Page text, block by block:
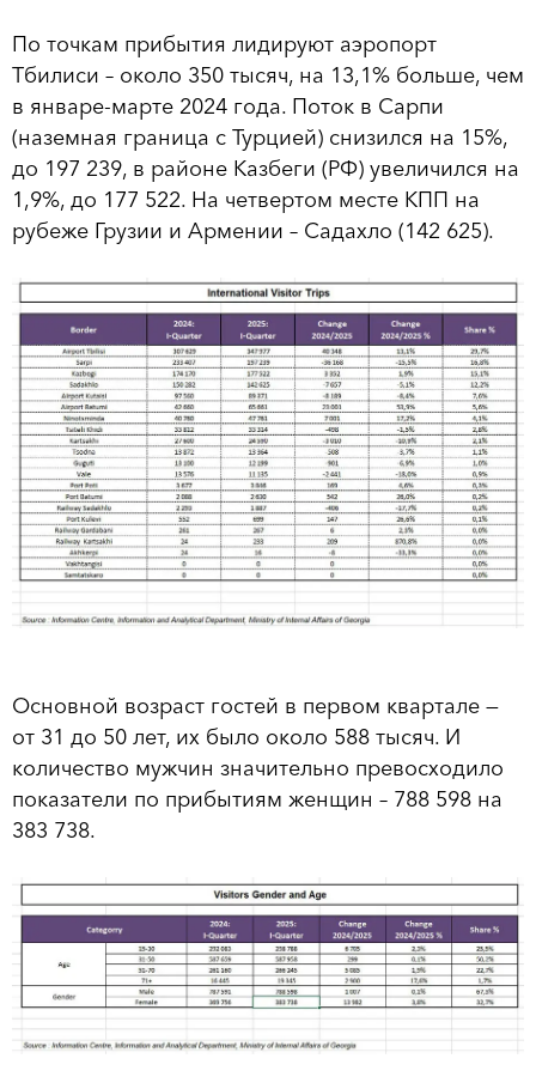
По точкам прибытия лидируют аэропорт
Тбилиси – около 350 тысяч, на 13,1% больше, чем
в январе-марте 2024 года. Поток в Сарпи
(наземная граница с Турцией) снизился на 15%,
до 197 239, в районе Казбеги (РФ) увеличился на
1,9%, до 177 522. На четвертом месте КПП на
рубеже Грузии и Армении – Садахло (142 625).
Основной возраст гостей в первом квартале —
от 31 до 50 лет, их было около 588 тысяч. И
количество мужчин значительно превосходило
показатели по прибытиям женщин – 788 598 на
383 738.